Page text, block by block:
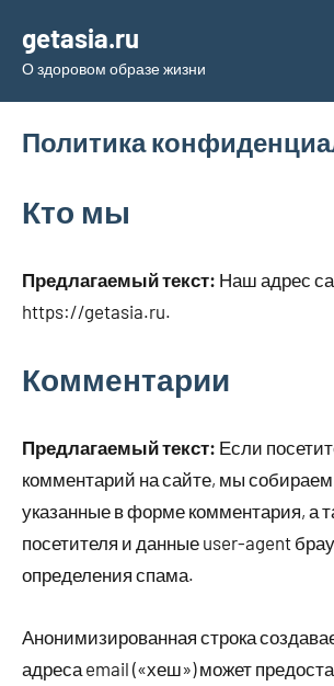
содержимому
getasia.ru
О здоровом образе жизни
Политика
Кто мы
Предлагаемый текст: Наш адрес
https://getasia.ru.
Комментарии
Предлагаемый текст: Если
комментарий на сайте, мы
указанные в форме комментария, а
посетителя и данные user-agent
определения спама.
Анонимизированная строка
адреса email («хеш») может